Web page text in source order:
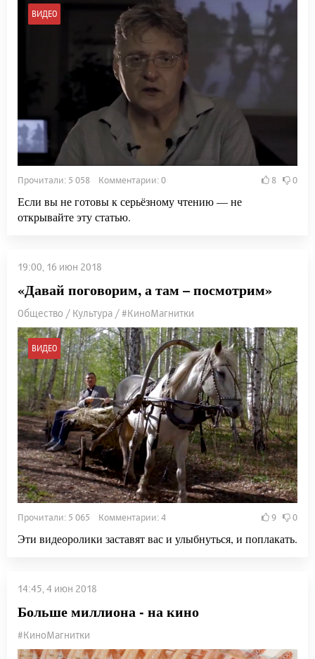
ВИДЕО
Прочитали: 5 058 Комментарии: 0 8 0
Если вы не готовы к серьёзному чтению — не
открывайте эту статью.
19:00, 16 июн 2018
«Давай поговорим, а там – посмотрим»
Общество / Культура / #КиноМагнитки
ВИДЕО
Прочитали: 5 065 Комментарии: 4 9 0
Эти видеоролики заставят вас и улыбнуться, и поплакать.
14:45, 4 июн 2018
Больше миллиона - на кино
#КиноМагнитки